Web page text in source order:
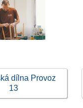
dílna Provoz
13